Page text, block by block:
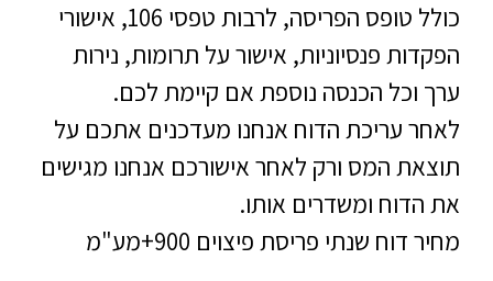
כולל טופס הפריסה, לרבות טפסי 106, אישורי
הפקדות פנסיוניות, אישור על תרומות, נירות
ערך וכל הכנסה נוספת אם קיימת לכם.
לאחר עריכת הדוח אנחנו מעדכנים אתכם על
תוצאת המס ורק לאחר אישורכם אנחנו מגישים
את הדוח ומשדרים אותו.
מחיר דוח שנתי פריסת פיצוים 900+מע"מ